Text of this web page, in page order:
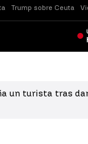
Trump sobre Ceuta
un turista tras